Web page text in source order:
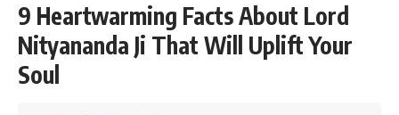
9 Heartwarming Facts About Lord
Nityananda Ji That Will Uplift Your
Soul